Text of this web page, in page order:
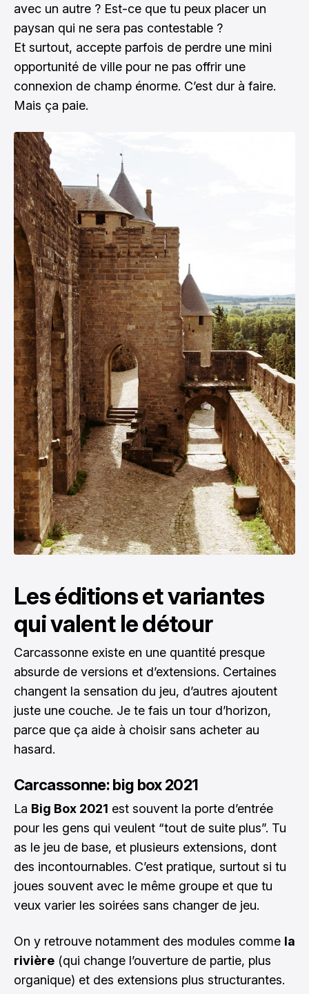
avec un autre ? Est-ce que tu peux placer un
paysan qui ne sera pas contestable ?
Et surtout, accepte parfois de perdre une mini
opportunité de ville pour ne pas offrir une
connexion de champ énorme. C’est dur à faire.
Mais ça paie.
Les éditions et variantes
qui valent le détour
Carcassonne existe en une quantité presque
absurde de versions et d’extensions. Certaines
changent la sensation du jeu, d’autres ajoutent
juste une couche. Je te fais un tour d’horizon,
parce que ça aide à choisir sans acheter au
hasard.
Carcassonne: big box 2021
La Big Box 2021 est souvent la porte d’entrée
pour les gens qui veulent “tout de suite plus”. Tu
as le jeu de base, et plusieurs extensions, dont
des incontournables. C’est pratique, surtout si tu
joues souvent avec le même groupe et que tu
veux varier les soirées sans changer de jeu.
On y retrouve notamment des modules comme la
rivière (qui change l’ouverture de partie, plus
organique) et des extensions plus structurantes.